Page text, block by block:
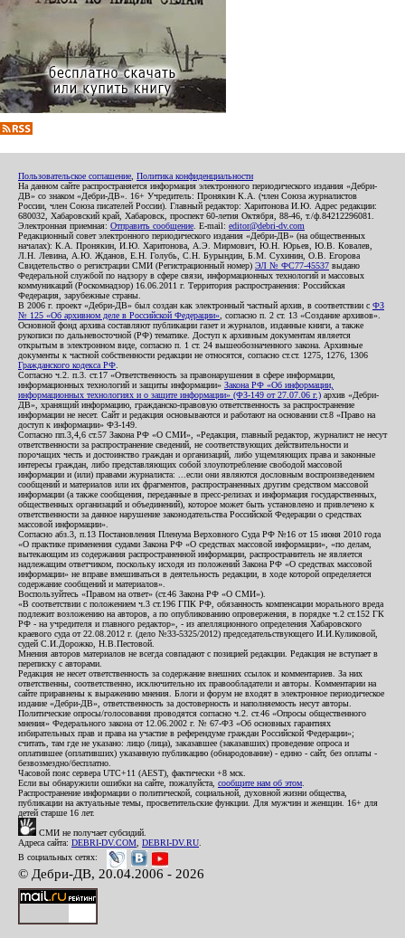
Пользовательское соглашение Политика конфиденциальности
На данном сайте распространяется информация электронного периодического издания «Дебри-
ДВ» со знаком «Дебри-ДВ». 16+ Учредитель: Пронякин К.А. (член Союза журналистов
России, член Союза писателей России). Главный редактор: Харитонова И.Ю. Адрес редакции:
680032, Хабаровский край, Хабаровск, проспект 60-летия Октября, 88-46, т./ф.84212296081.
Электронная приемная: Отправить сообщение . E-mail: editor@debri-dv.com
Редакционный совет электронного периодического издания «Дебри-ДВ» (на общественных
началах): К.А. Пронякин, И.Ю. Харитонова, А.Э. Мирмович, Ю.Н. Юрьев, Ю.В. Ковалев,
Л.Н. Левина, А.Ю. Жданов, Е.Н. Голубь, С.Н. Бурындин, Б.М. Сухинин, О.В. Егорова
Свидетельство о регистрации СМИ (Регистрационный номер) ЭЛ № ФС77-45537 выдано
Федеральной службой по надзору в сфере связи, информационных технологий и массовых
коммуникаций (Роскомнадзор) 16.06.2011 г. Территория распространения: Российская
Федерация, зарубежные страны.
В 2006 г. проект «Дебри-ДВ» был создан как электронный частный архив, в соответствии с ФЗ
№ 125 «Об архивном деле в Российской Федерации» , согласно п. 2 ст. 13 «Создание архивов».
Основной фонд архива составляют публикации газет и журналов, изданные книги, а также
рукописи по дальневосточной (РФ) тематике. Доступ к архивным документам является
открытым в электронном виде, согласно п. 1 ст. 24 вышеобозначенного закона. Архивные
документы к частной собственности редакции не относятся, согласно ст.ст. 1275, 1276, 1306
Гражданского кодекса РФ
Согласно ч.2. п.3. ст.17 «Ответственность за правонарушения в сфере информации,
информационных технологий и защиты информации» Закона РФ «Об информации,
информационных технологиях и о защите информации» (ФЗ-149 от 27.07.06 г.) архив «Дебри-
ДВ», хранящий информацию, гражданско-правовую ответственность за распространение
информации не несет. Сайт и редакция основываются и работают на основании ст.8 «Право на
доступ к информации» ФЗ-149.
Согласно пп.3,4,6 ст.57 Закона РФ «О СМИ», «Редакция, главный редактор, журналист не несут
ответственности за распространение сведений, не соответствующих действительности и
порочащих честь и достоинство граждан и организаций, либо ущемляющих права и законные
интересы граждан, либо представляющих собой злоупотребление свободой массовой
информации и (или) правами журналиста: ...если они являются дословным воспроизведением
сообщений и материалов или их фрагментов, распространенных другим средством массовой
информации (а также сообщения, переданные в пресс-релизах и информация государственных,
общественных организаций и объединений), которое может быть установлено и привлечено к
ответственности за данное нарушение законодательства Российской Федерации о средствах
массовой информации».
Согласно абз.3, п.13 Постановления Пленума Верховного Суда РФ №16 от 15 июня 2010 года
«О практике применения судами Закона РФ «О средствах массовой информации», «по делам,
вытекающим из содержания распространенной информации, распространитель не является
надлежащим ответчиком, поскольку исходя из положений Закона РФ «О средствах массовой
информации» не вправе вмешиваться в деятельность редакции, в ходе которой определяется
содержание сообщений и материалов».
Воспользуйтесь «Правом на ответ» (ст.46 Закона РФ «О СМИ»).
«В соответствии с положением ч.3 ст.196 ГПК РФ, обязанность компенсации морального вреда
подлежит возложению на авторов, а по опубликованию опровержения, в порядке ч.2 ст.152 ГК
РФ - на учредителя и главного редактор», - из апелляционного определения Хабаровского
краевого суда от 22.08.2012 г. (дело №33-5325/2012) председательствующего И.И.Куликовой,
судей С.И.Дорожко, Н.В.Пестовой.
Мнения авторов материалов не всегда совпадают с позицией редакции. Редакция не вступает в
переписку с авторами.
Редакция не несет ответственность за содержание внешних ссылок и комментариев. За них
ответственны, соответственно, исключительно их правообладатели и авторы. Комментарии на
сайте приравнены к выражению мнения. Блоги и форум не входят в электронное периодическое
издание «Дебри-ДВ», ответственность за достоверность и наполняемость несут авторы.
Политические опросы/голосования проводятся согласно ч.2. ст.46 «Опросы общественного
мнения» Федерального закона от 12.06.2002 г. № 67-ФЗ «Об основных гарантиях
избирательных прав и права на участие в референдуме граждан Российской Федерации»;
считать, там где не указано: лицо (лица), заказавшее (заказавших) проведение опроса и
оплатившее (оплативших) указанную публикацию (обнародование) - едино - сайт, без оплаты -
безвозмездно/бесплатно.
Часовой пояс сервера UTC+11 (AEST), фактически +8 мск.
Если вы обнаружили ошибки на сайте, пожалуйста, сообщите нам об этом
Распространение информации о политической, социальной, духовной жизни общества,
публикации на актуальные темы, просветительские функции. Для мужчин и женщин. 16+ для
детей старше 16 лет.
СМИ не получает субсидий.
Адреса сайта: DEBRI-DV.COM DEBRI-DV.RU
В социальных сетях:
© Дебри-ДВ, 20.04.2006 - 2026